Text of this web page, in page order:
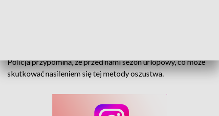
Policja przypomina, że przed nami sezon urlopowy, co może
skutkować nasileniem się tej metody oszustwa.